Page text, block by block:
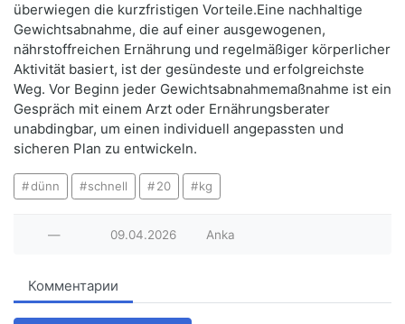
überwiegen die kurzfristigen Vorteile.Eine nachhaltige
Gewichtsabnahme, die auf einer ausgewogenen,
nährstoffreichen Ernährung und regelmäßiger körperlicher
Aktivität basiert, ist der gesündeste und erfolgreichste
Weg. Vor Beginn jeder Gewichtsabnahmemaßnahme ist ein
Gespräch mit einem Arzt oder Ernährungsberater
unabdingbar, um einen individuell angepassten und
sicheren Plan zu entwickeln.
dünn schnell 20 kg
— 09.04.2026 Anka
Комментарии